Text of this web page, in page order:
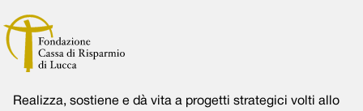
Realizza, sostiene e dà vita a progetti strategici volti allo